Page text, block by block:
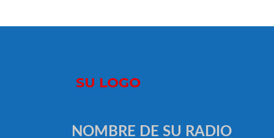
NOMBRE DE SU RADIO